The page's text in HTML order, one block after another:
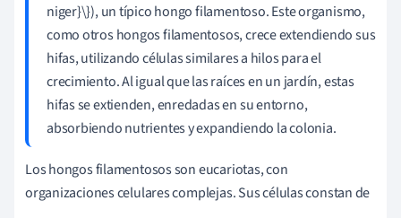
niger}\}), un típico hongo filamentoso. Este organismo,
como otros hongos filamentosos, crece extendiendo sus
hifas, utilizando células similares a hilos para el
crecimiento. Al igual que las raíces en un jardín, estas
hifas se extienden, enredadas en su entorno,
absorbiendo nutrientes y expandiendo la colonia.
Los hongos filamentosos son eucariotas, con
organizaciones celulares complejas. Sus células constan de